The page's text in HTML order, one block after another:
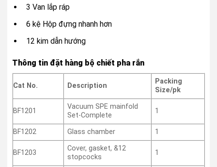
3 Van lắp ráp
6 kệ Hộp đựng nhanh hơn
12 kim dẫn hướng
Thông tin đặt hàng bộ chiết pha rắn
Cat No. Description
Packing
Size/pk
BF1201
Vacuum SPE mainfold
Set-Complete
1
BF1202 Glass chamber 1
BF1203
Cover, gasket, &12
stopcocks
1